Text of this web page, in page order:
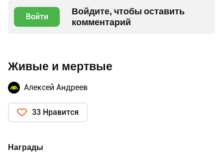
Войти
Войдите, чтобы оставить
комментарий
Живые и мертвые
Алексей Андреев
33 Нравится
Награды